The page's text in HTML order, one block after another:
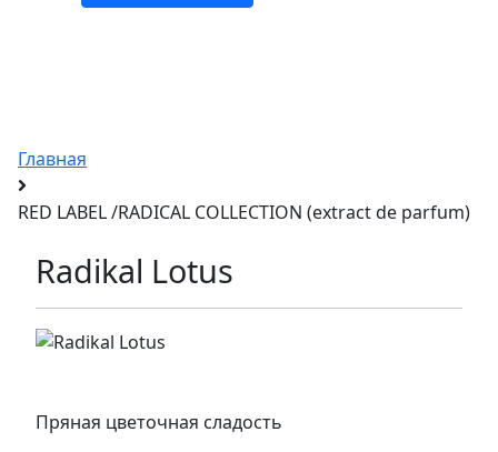
Главная
RED LABEL /RADICAL COLLECTION (extract de parfum)
Radikal Lotus
Пряная цветочная сладость